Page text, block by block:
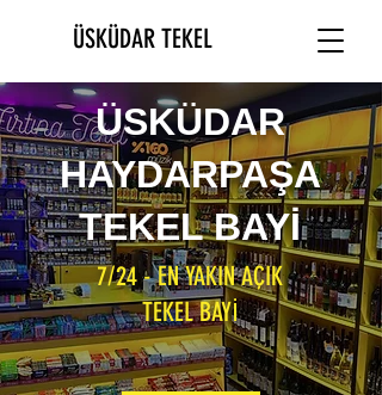
ÜSKÜDAR TEKEL
ÜSKÜDAR
HAYDARPAŞA
TEKEL BAYİ
7/24 - EN YAKIN AÇIK
TEKEL BAYİ